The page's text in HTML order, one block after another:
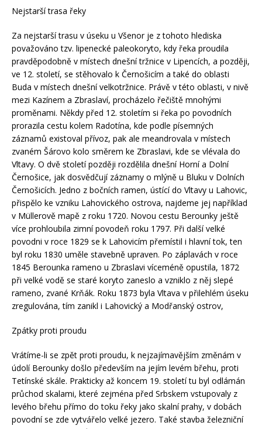
Nejstarší trasa řeky
Za nejstarší trasu v úseku u Všenor je z tohoto hlediska
považováno tzv. lipenecké paleokoryto, kdy řeka proudila
pravděpodobně v místech dnešní tržnice v Lipencích, a později,
ve 12. století, se stěhovalo k Černošicím a také do oblasti
Buda v místech dnešní velkotržnice. Právě v této oblasti, v nivě
mezi Kazínem a Zbraslaví, procházelo řečiště mnohými
proměnami. Někdy před 12. stoletím si řeka po povodních
prorazila cestu kolem Radotína, kde podle písemných
záznamů existoval přívoz, pak ale meandrovala v místech
zvaném Šárovo kolo směrem ke Zbraslavi, kde se vlévala do
Vltavy. O dvě století později rozdělila dnešní Horní a Dolní
Černošice, jak dosvědčují záznamy o mlýně u Bluku v Dolních
Černošicích. Jedno z bočních ramen, ústící do Vltavy u Lahovic,
přispělo ke vzniku Lahovického ostrova, najdeme jej například
v Müllerově mapě z roku 1720. Novou cestu Berounky ještě
více prohloubila zimní povodeň roku 1797. Při další velké
povodni v roce 1829 se k Lahovicím přemístil i hlavní tok, ten
byl roku 1830 uměle stavebně upraven. Po záplavách v roce
1845 Berounka rameno u Zbraslavi víceméně opustila, 1872
při velké vodě se staré koryto zaneslo a vzniklo z něj slepé
rameno, zvané Krňák. Roku 1873 byla Vltava v přilehlém úseku
zregulována, tím zanikl i Lahovický a Modřanský ostrov,
Zpátky proti proudu
Vrátíme-li se zpět proti proudu, k nejzajímavějším změnám v
údolí Berounky došlo především na jejím levém břehu, proti
Tetínské skále. Prakticky až koncem 19. století tu byl odlámán
průchod skalami, které zejména před Srbskem vstupovaly z
levého břehu přímo do toku řeky jako skalní prahy, v dobách
povodní se zde vytvářelo velké jezero. Také stavba železniční